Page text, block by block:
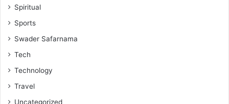
Spiritual
Sports
Swader Safarnama
Tech
Technology
Travel
Uncategorized